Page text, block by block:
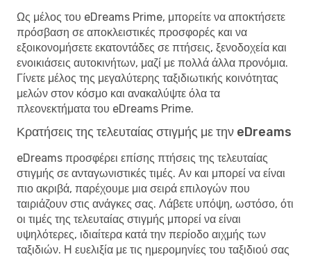
Ως μέλος του eDreams Prime, μπορείτε να αποκτήσετε
πρόσβαση σε αποκλειστικές προσφορές και να
εξοικονομήσετε εκατοντάδες σε πτήσεις, ξενοδοχεία και
ενοικιάσεις αυτοκινήτων, μαζί με πολλά άλλα προνόμια.
Γίνετε μέλος της μεγαλύτερης ταξιδιωτικής κοινότητας
μελών στον κόσμο και ανακαλύψτε όλα τα
πλεονεκτήματα του eDreams Prime.
Κρατήσεις της τελευταίας στιγμής με την eDreams
eDreams προσφέρει επίσης πτήσεις της τελευταίας
στιγμής σε ανταγωνιστικές τιμές. Αν και μπορεί να είναι
πιο ακριβά, παρέχουμε μια σειρά επιλογών που
ταιριάζουν στις ανάγκες σας. Λάβετε υπόψη, ωστόσο, ότι
οι τιμές της τελευταίας στιγμής μπορεί να είναι
υψηλότερες, ιδιαίτερα κατά την περίοδο αιχμής των
ταξιδιών. Η ευελιξία με τις ημερομηνίες του ταξιδιού σας